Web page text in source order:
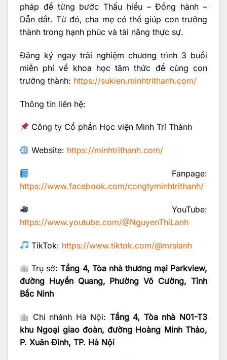
pháp để từng bước Thấu hiểu – Đồng hành –
Dẫn dắt. Từ đó, cha mẹ có thể giúp con trưởng
thành trong hạnh phúc và tài năng thực sự.
Đăng ký ngay trải nghiệm chương trình 3 buổi
miễn phí về khoa học tâm thức để cùng con
trưởng thành: https://sukien.minhtrithanh.com/
Thông tin liên hệ:
Công ty Cổ phần Học viện Minh Trí Thành
Website: https://minhtrithanh.com/
Fanpage:
https://www.facebook.com/congtyminhtrithanh/
YouTube:
https://www.youtube.com/@NguyenThiLanh
TikTok: https://www.tiktok.com/@mrslanh
Trụ sở:Tầng 4, Tòa nhà thương mại Parkview,
đường Huyền Quang, Phường Võ Cường, Tỉnh
Bắc Ninh
Chi nhánh Hà Nội: Tầng 4, Tòa nhà N01-T3
khu Ngoại giao đoàn, đường Hoàng Minh Thảo,
P. Xuân Đỉnh, TP. Hà Nội